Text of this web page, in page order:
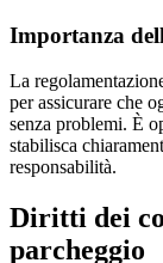
Importanza
La
per assicurare che
senza problemi. È
stabilisca
responsabilità.
Diritti dei
parcheggio